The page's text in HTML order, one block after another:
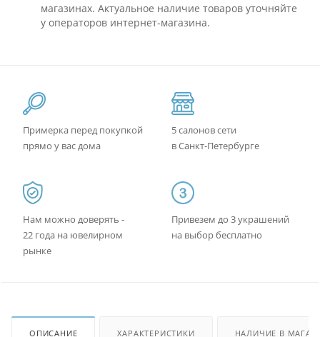
магазинах. Актуальное наличие товаров уточняйте
у операторов интернет-магазина.
Примерка перед покупкой
прямо у вас дома
5 салонов сети
в Санкт-Петербурге
Нам можно доверять -
22 года на ювелирном
рынке
Привезем до 3 украшений
на выбор бесплатно
ОПИСАНИЕ ХАРАКТЕРИСТИКИ НАЛИЧИЕ В